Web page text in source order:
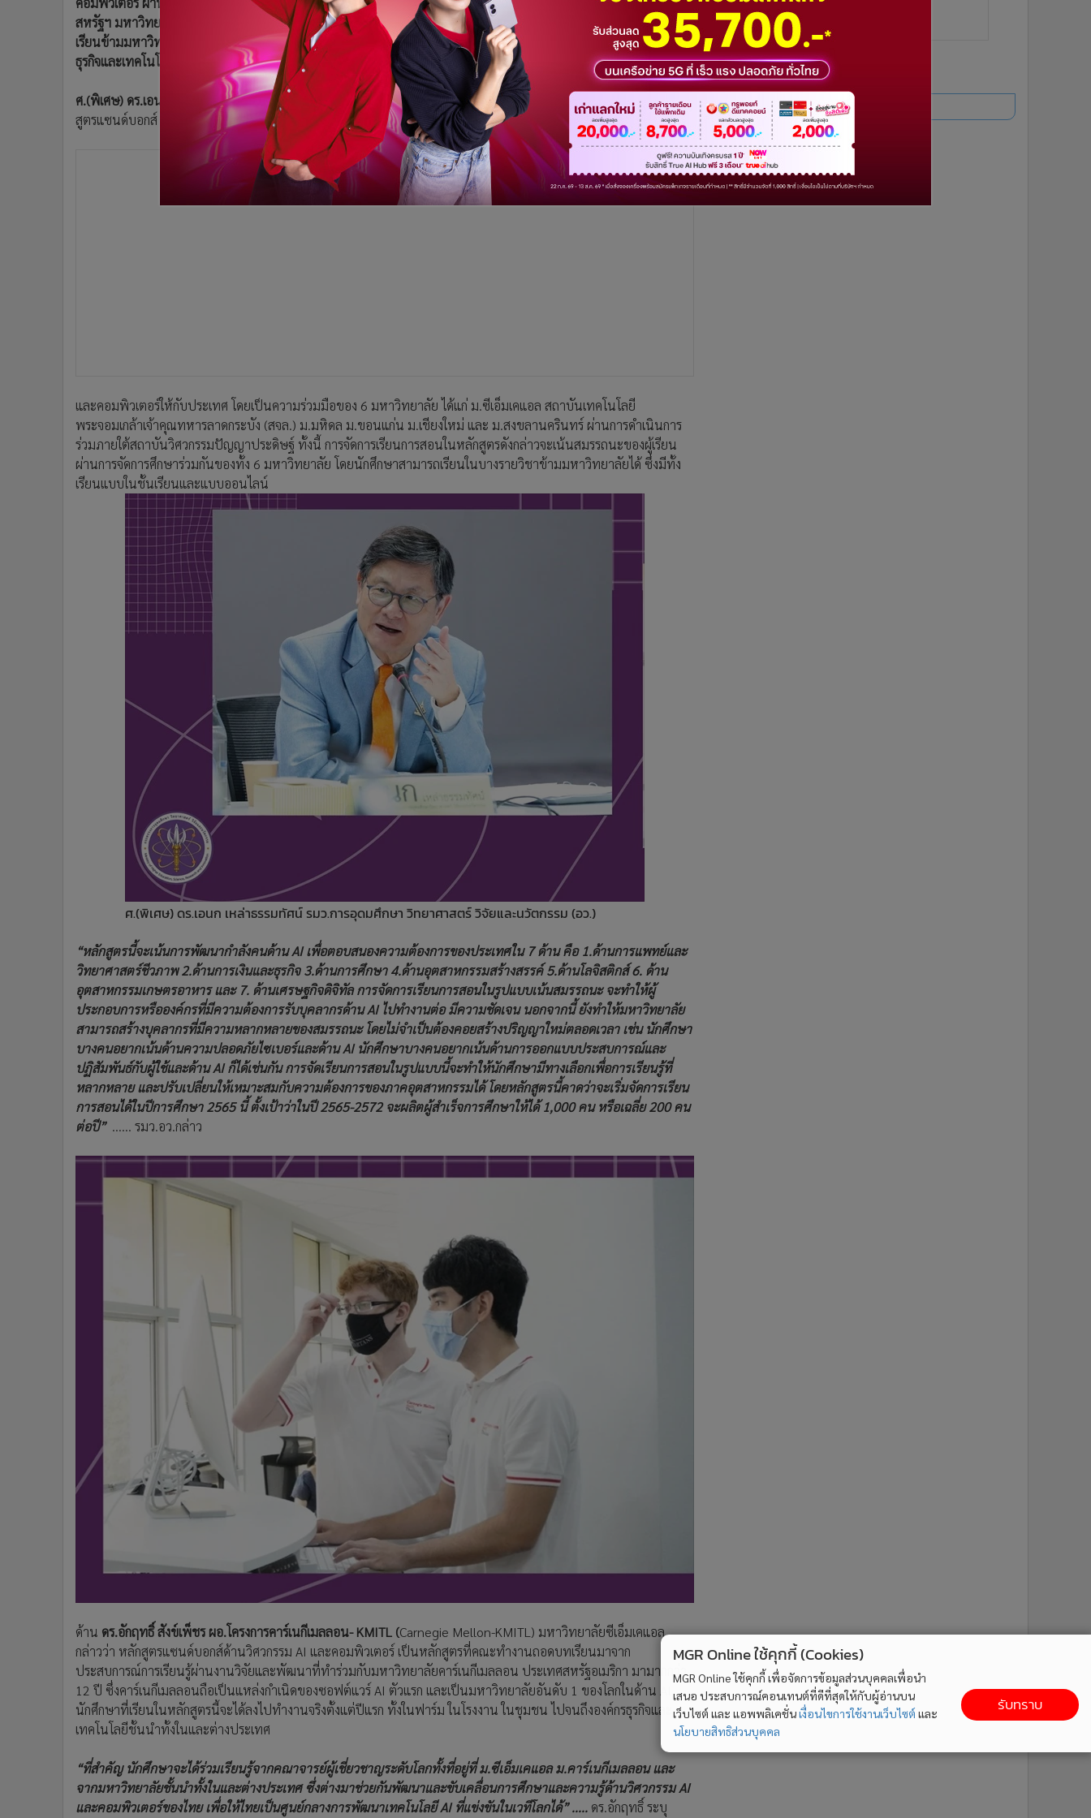
Celeb Online
สหรัฐฯ มหาวิทยาลัยอันดับ 1 ของโลกในด้าน AI เริ่มปีการศึกษา 2565 ตั้งเป้าผลิตผู้สำเร็จการศึกษาเฉลี่ย 200 คนต่อปี เผย
เรียนข้ามมหาวิทยาลัยได้ นักศึกษาที่เรียนจะได้ลงไปทำงานจริงตั้งแต่ปีแรก ทั้งในฟาร์ม ในโรงงาน ในชุมชน ไปจนถึงองค์กร
ธุรกิจและเทคโนโลยีชั้นนำ
ศ.(พิเศษ) ดร.เอนก เหล่าธรรมทัศน์ รมว.การอุดมศึกษา วิทยาศาสตร์ วิจัยและนวัตกรรม (อว.)
เปิดเผยว่า อว.กำลังจัดทำหลัก
สูตรแซนด์บอกส์ เพื่อพัฒนากำลังคนด้านวิศวกรรมปัญญาประดิษฐ์ หรือAI
และคอมพิวเตอร์ให้กับประเทศ โดยเป็นความร่วมมือของ 6 มหาวิทยาลัย ได้แก่ ม.ซีเอ็มเคแอล สถาบันเทคโนโลยี
พระจอมเกล้าเจ้าคุณทหารลาดกระบัง (สจล.) ม.มหิดล ม.ขอนแก่น ม.เชียงใหม่ และ ม.สงขลานครินทร์ ผ่านการดำเนินการ
ร่วมภายใต้สถาบันวิศวกรรมปัญญาประดิษฐ์ ทั้งนี้ การจัดการเรียนการสอนในหลักสูตรดังกล่าวจะเน้นสมรรถนะของผู้เรียน
ผ่านการจัดการศึกษาร่วมกันของทั้ง 6 มหาวิทยาลัย โดยนักศึกษาสามารถเรียนในบางรายวิชาข้ามมหาวิทยาลัยได้ ซึ่งมีทั้ง
เรียนแบบในชั้นเรียนและแบบออนไลน์
ศ.(พิเศษ) ดร.เอนก เหล่าธรรมทัศน์ รมว.การอุดมศึกษา วิทยาศาสตร์ วิจัยและนวัตกรรม (อว.)
“หลักสูตรนี้จะเน้นการพัฒนากำลังคนด้าน AI เพื่อตอบสนองความต้องการของประเทศใน 7 ด้าน คือ 1.ด้านการแพทย์และ
วิทยาศาสตร์ชีวภาพ 2.ด้านการเงินและธุรกิจ 3.ด้านการศึกษา 4.ด้านอุตสาหกรรมสร้างสรรค์ 5.ด้านโลจิสติกส์ 6. ด้าน
อุตสาหกรรมเกษตรอาหาร และ 7. ด้านเศรษฐกิจดิจิทัล การจัดการเรียนการสอนในรูปแบบเน้นสมรรถนะ จะทำให้ผู้
ประกอบการหรือองค์กรที่มีความต้องการรับบุคลากรด้าน AI ไปทำงานต่อ มีความชัดเจน นอกจากนี้ ยังทำให้มหาวิทยาลัย
สามารถสร้างบุคลากรที่มีความหลากหลายของสมรรถนะ โดยไม่จำเป็นต้องคอยสร้างปริญญาใหม่ตลอดเวลา เช่น นักศึกษา
บางคนอยากเน้นด้านความปลอดภัยไซเบอร์และด้าน AI นักศึกษาบางคนอยากเน้นด้านการออกแบบประสบการณ์และ
ปฏิสัมพันธ์กับผู้ใช้และด้าน AI ก็ได้เช่นกัน การจัดเรียนการสอนในรูปแบบนี้จะทำให้นักศึกษามีทางเลือกเพื่อการเรียนรู้ที่
หลากหลาย และปรับเปลี่ยนให้เหมาะสมกับความต้องการของภาคอุตสาหกรรมได้ โดยหลักสูตรนี้คาดว่าจะเริ่มจัดการเรียน
การสอนได้ในปีการศึกษา 2565 นี้ ตั้งเป้าว่าในปี 2565-2572 จะผลิตผู้สำเร็จการศึกษาให้ได้ 1,000 คน หรือเฉลี่ย 200 คน
ต่อปี” ...... รมว.อว.กล่าว
ด้าน ดร.อักฤทธิ์ สังข์เพ็ชร ผอ.โครงการคาร์เนกีเมลลอน- KMITL (Carnegie Mellon-KMITL) มหาวิทยาลัยซีเอ็มเคแอล
กล่าวว่า หลักสูตรแซนด์บอกส์ด้านวิศวกรรม AI และคอมพิวเตอร์ เป็นหลักสูตรที่คณะทำงานถอดบทเรียนมาจาก
ประสบการณ์การเรียนรู้ผ่านงานวิจัยและพัฒนาที่ทำร่วมกับมหาวิทยาลัยคาร์เนกีเมลลอน ประเทศสหรัฐอเมริกา มามากกว่า
12 ปี ซึ่งคาร์เนกีเมลลอนถือเป็นแหล่งกำเนิดของซอฟต์แวร์ AI ตัวแรก และเป็นมหาวิทยาลัยอันดับ 1 ของโลกในด้าน AI
นักศึกษาที่เรียนในหลักสูตรนี้จะได้ลงไปทำงานจริงตั้งแต่ปีแรก ทั้งในฟาร์ม ในโรงงาน ในชุมชน ไปจนถึงองค์กรธุรกิจและ
เทคโนโลยีชั้นนำทั้งในและต่างประเทศ
“ที่สำคัญ นักศึกษาจะได้ร่วมเรียนรู้จากคณาจารย์ผู้เชี่ยวชาญระดับโลกทั้งที่อยู่ที่ ม.ซีเอ็มเคแอล ม.คาร์เนกีเมลลอน และ
จากมหาวิทยาลัยชั้นนำทั้งในและต่างประเทศ ซึ่งต่างมาช่วยกันพัฒนาและขับเคลื่อนการศึกษาและความรู้ด้านวิศวกรรม AI
และคอมพิวเตอร์ของไทย เพื่อให้ไทยเป็นศูนย์กลางการพัฒนาเทคโนโลยี AI ที่แข่งขันในเวทีโลกได้” ..... ดร.อักฤทธิ์ ระบุ
ยอดนิยม
อ่านเพิ่มเติม
MGR Online ใช้คุกกี้ (Cookies)
MGR Online ใช้คุกกี้ เพื่อจัดการข้อมูลส่วนบุคคลเพื่อนำ
เสนอ ประสบการณ์คอนเทนต์ที่ดีที่สุดให้กับผู้อ่านบน
เว็บไซต์ และ แอพพลิเคชั่นเงื่อนไขการใช้งานเว็บไซต์ และ
นโยบายสิทธิส่วนบุคคล
รับทราบ